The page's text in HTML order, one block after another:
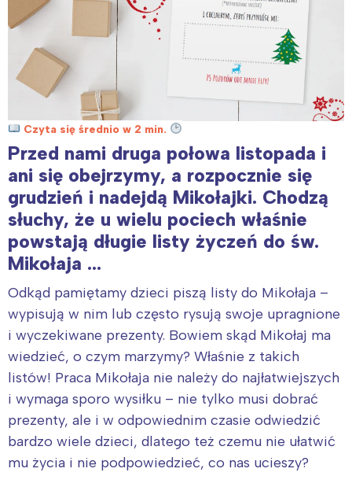
Czyta się średnio w 2 min.
Przed nami druga połowa listopada i
ani się obejrzymy, a rozpocznie się
grudzień i nadejdą Mikołajki. Chodzą
słuchy, że u wielu pociech właśnie
powstają długie listy życzeń do św.
Mikołaja …
Odkąd pamiętamy dzieci piszą listy do Mikołaja –
wypisują w nim lub często rysują swoje upragnione
i wyczekiwane prezenty. Bowiem skąd Mikołaj ma
wiedzieć, o czym marzymy? Właśnie z takich
listów! Praca Mikołaja nie należy do najłatwiejszych
i wymaga sporo wysiłku – nie tylko musi dobrać
prezenty, ale i w odpowiednim czasie odwiedzić
bardzo wiele dzieci, dlatego też czemu nie ułatwić
mu życia i nie podpowiedzieć, co nas ucieszy?